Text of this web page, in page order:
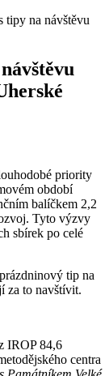
tipy na návštěvu
priority
období
balíčkem 2,2
Tyto výzvy
sbírek po celé
tip na
za to navštívit.
IROP 84,6
centra